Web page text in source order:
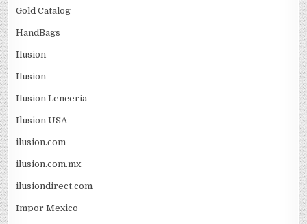
Gold Catalog
HandBags
Ilusion
Ilusion
Ilusion Lenceria
Ilusion USA
ilusion.com
ilusion.com.mx
ilusiondirect.com
Impor Mexico